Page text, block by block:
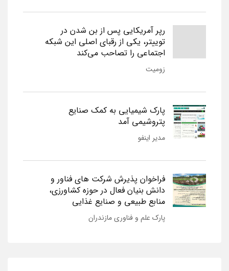
رپر آمریکایی پس از بن شدن در
توییتر، یکی از رقبای اصلی این شبکه
اجتماعی را تصاحب می‌کند
زومیت
پارک شیمیایی به کمک صنایع
پتروشیمی آمد
مدیر اینفو
فراخوان پذیرش شرکت های فناور و
دانش بنیان فعال در حوزه کشاورزی،
منابع طبیعی و صنایع غذایی
پارک علم و فناوری مازندران